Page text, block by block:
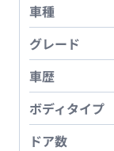
車種
グレード
車歴
ボディタイプ
ドア数